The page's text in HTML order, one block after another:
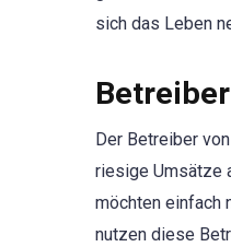
sich das Leben
Der Betreiber
riesige Umsätze
möchten einfach
nutzen diese